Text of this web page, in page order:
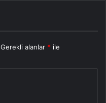
Gerekli alanlar * ile